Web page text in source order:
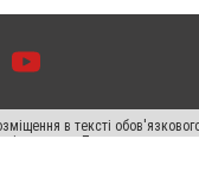
в тексті
джерела. Порушення